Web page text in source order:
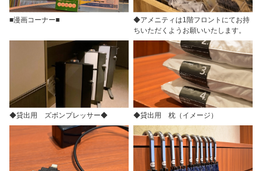
■漫画コーナー■
◆アメニティは1階フロントにてお持
ちいただくようお願いいたします。
◆貸出用 ズボンプレッサー◆ ◆貸出用 枕（イメージ）